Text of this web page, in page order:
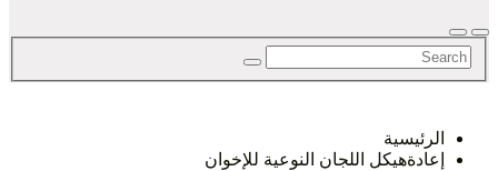
اللجان النوعية للإخوان